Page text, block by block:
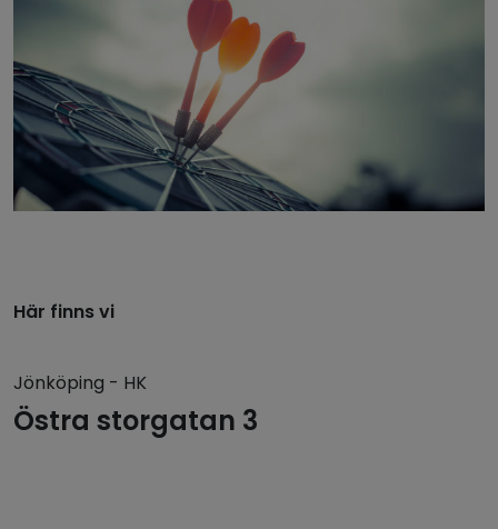
Här finns vi
Jönköping - HK
Östra storgatan 3